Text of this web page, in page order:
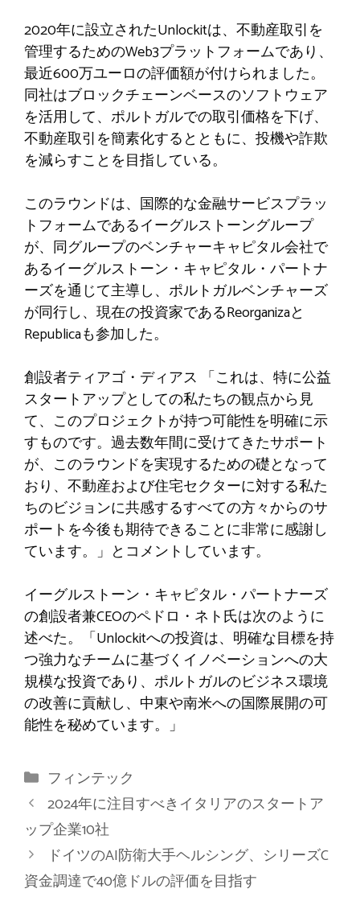
2020年に設立されたUnlockitは、不動産取引を
管理するためのWeb3プラットフォームであり、
最近600万ユーロの評価額が付けられました。
同社はブロックチェーンベースのソフトウェア
を活用して、ポルトガルでの取引価格を下げ、
不動産取引を簡素化するとともに、投機や詐欺
を減らすことを目指している。
このラウンドは、国際的な金融サービスプラッ
トフォームであるイーグルストーングループ
が、同グループのベンチャーキャピタル会社で
あるイーグルストーン・キャピタル・パートナ
ーズを通じて主導し、ポルトガルベンチャーズ
が同行し、現在の投資家であるReorganizaと
Republicaも参加した。
創設者ティアゴ・ディアス 「これは、特に公益
スタートアップとしての私たちの観点から見
て、このプロジェクトが持つ可能性を明確に示
すものです。過去数年間に受けてきたサポート
が、このラウンドを実現するための礎となって
おり、不動産および住宅セクターに対する私た
ちのビジョンに共感するすべての方々からのサ
ポートを今後も期待できることに非常に感謝し
ています。」とコメントしています。
イーグルストーン・キャピタル・パートナーズ
の創設者兼CEOのペドロ・ネト氏は次のように
述べた。
「Unlockitへの投資は、明確な目標を持
つ強力なチームに基づくイノベーションへの大
規模な投資であり、ポルトガルのビジネス環境
の改善に貢献し、中東や南米への国際展開の可
能性を秘めています。」
カ
テ
ゴ
リ
ー
フィンテック
2024年に注目すべきイタリアのスタートア
ップ企業10社
ドイツのAI防衛大手ヘルシング、シリーズC
資金調達で40億ドルの評価を目指す